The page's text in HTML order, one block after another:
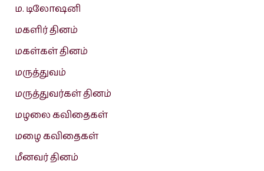
ம. டிலோஷனி
மகளிர் தினம்
மகள்கள் தினம்
மருத்துவம்
மருத்துவர்கள் தினம்
மழலை கவிதைகள்
மழை கவிதைகள்
மீனவர் தினம்